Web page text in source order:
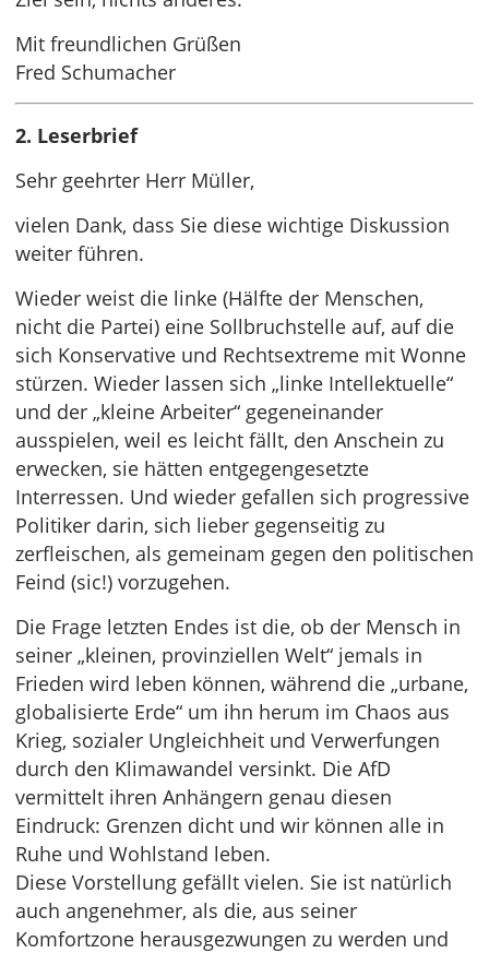
Mit freundlichen Grüßen
Fred Schumacher
2. Leserbrief
Sehr geehrter Herr Müller,
vielen Dank, dass Sie diese wichtige Diskussion
weiter führen.
Wieder weist die linke (Hälfte der Menschen,
nicht die Partei) eine Sollbruchstelle auf, auf die
sich Konservative und Rechtsextreme mit Wonne
stürzen. Wieder lassen sich „linke Intellektuelle“
und der „kleine Arbeiter“ gegeneinander
ausspielen, weil es leicht fällt, den Anschein zu
erwecken, sie hätten entgegengesetzte
Interressen. Und wieder gefallen sich progressive
Politiker darin, sich lieber gegenseitig zu
zerfleischen, als gemeinam gegen den politischen
Feind (sic!) vorzugehen.
Die Frage letzten Endes ist die, ob der Mensch in
seiner „kleinen, provinziellen Welt“ jemals in
Frieden wird leben können, während die „urbane,
globalisierte Erde“ um ihn herum im Chaos aus
Krieg, sozialer Ungleichheit und Verwerfungen
durch den Klimawandel versinkt. Die AfD
vermittelt ihren Anhängern genau diesen
Eindruck: Grenzen dicht und wir können alle in
Ruhe und Wohlstand leben.
Diese Vorstellung gefällt vielen. Sie ist natürlich
auch angenehmer, als die, aus seiner
Komfortzone herausgezwungen zu werden und